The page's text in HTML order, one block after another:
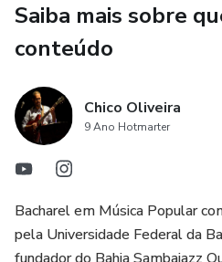
que potencializam a
escala única.
Não perca a oportunidade de
enriquecedora, onde cada
aprofundar seu conhecimento e
uma jornada musical que
convencional.
A "Imersão Menor Harmônica" é
uma experiência
Saiba mais sobre
conteúdo
Chico Oliveira
9 Ano Hotmarter
Bacharel em Música Popular
pela Universidade Federal da